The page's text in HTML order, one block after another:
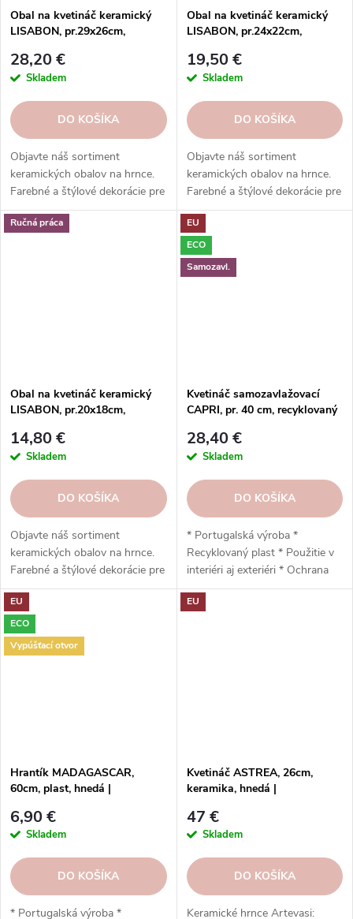
Obal na kvetináč keramický
LISABON, pr.29x26cm,
28,20 €
Skladem
DO KOŠÍKA
Objavte náš sortiment
keramických obalov na hrnce.
Farebné a štýlové dekorácie pre
vaše rastliny. Objednajte si ešte
dnes.
Obal na kvetináč keramický
LISABON, pr.24x22cm,
19,50 €
Skladem
DO KOŠÍKA
Objavte náš sortiment
keramických obalov na hrnce.
Farebné a štýlové dekorácie pre
vaše rastliny. Objednajte si ešte
dnes.
Ručná práca
Obal na kvetináč keramický
LISABON, pr.20x18cm,
14,80 €
Skladem
DO KOŠÍKA
Objavte náš sortiment
keramických obalov na hrnce.
Farebné a štýlové dekorácie pre
vaše rastliny. Objednajte si ešte
dnes.
EU
ECO
Samozavl.
Kvetináč samozavlažovací
CAPRI, pr. 40 cm, recyklovaný
28,40 €
Skladem
DO KOŠÍKA
* Portugalská výroba *
Recyklovaný plast * Použitie v
interiéri aj exteriéri * Ochrana
proti UV žiareniu * Odolný voči
mrazu * Pripínací mechanizmus
EU
ECO
Vypúšťací otvor
Hrantík MADAGASCAR,
60cm, plast, hnedá |
6,90 €
Skladem
DO KOŠÍKA
* Portugalská výroba *
EU
Kvetináč ASTREA, 26cm,
keramika, hnedá |
47 €
Skladem
DO KOŠÍKA
Keramické hrnce Artevasi: